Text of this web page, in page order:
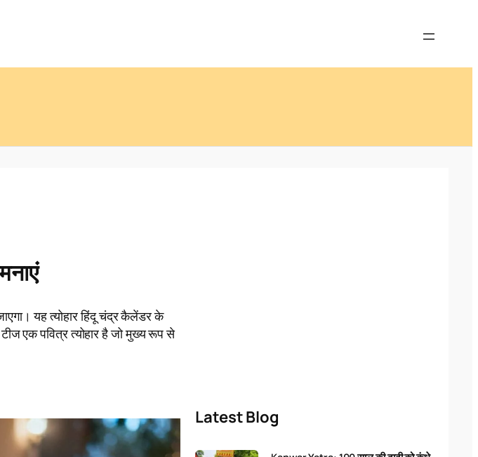
यह त्योहार हिंदू चंद्र कैलेंडर के
टीज एक पवित्र त्योहार है जो मुख्य रूप से
Latest Blog